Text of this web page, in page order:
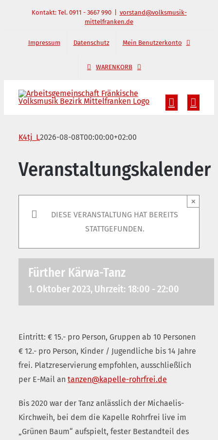
springen
Kontakt: Tel. 0911 - 3667 990
vorstand@volksmusik-
mittelfranken.de
Impressum Datenschutz Mein Benutzerkonto
WARENKORB
K4tj_L2026-08-08T00:00:00+02:00
Veranstaltungskalender
DIESE VERANSTALTUNG HAT BEREITS
STATTGEFUNDEN.
×
Fürther Kärwa-Tanz
1. Oktober 2023, Uhrzeit: 18:00 -22:00
Eintritt: € 15.- pro Person, Gruppen ab 10 Personen
€ 12.- pro Person, Kinder / Jugendliche bis 14 Jahre
frei. Platzreservierung empfohlen, ausschließlich
per E-Mail an tanzen@kapelle-rohrfrei.de
Bis 2020 war der Tanz anlässlich der Michaelis-
Kirchweih, bei dem die Kapelle Rohrfrei live im
„Grünen Baum“ aufspielt, fester Bestandteil des